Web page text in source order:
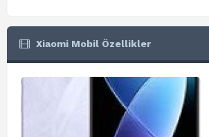
Xiaomi Mobil Özellikler